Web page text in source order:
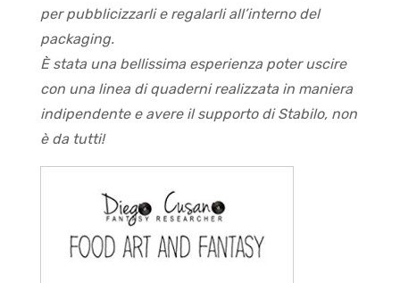
per pubblicizzarli e regalarli all’interno del
packaging.
È stata una bellissima esperienza poter uscire
con una linea di quaderni realizzata in maniera
indipendente e avere il supporto di Stabilo, non
è da tutti!